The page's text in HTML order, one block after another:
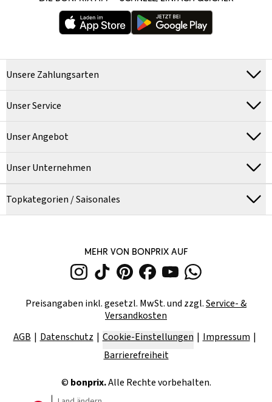
Unsere Zahlungsarten
Unser Service
Unser Angebot
Unser Unternehmen
Topkategorien / Saisonales
MEHR VON BONPRIX AUF
Preisangaben inkl. gesetzl. MwSt. und zzgl.Service- &
Versandkosten
AGB
Datenschutz Cookie-Einstellungen
Impressum
Barrierefreiheit
© bonprix.Alle Rechte vorbehalten.